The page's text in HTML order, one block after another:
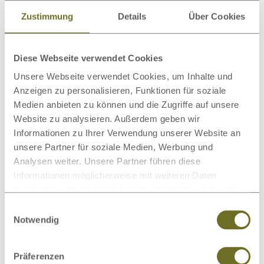
Zustimmung Details Über Cookies
Diese Webseite verwendet Cookies
Unsere Webseite verwendet Cookies, um Inhalte und
Anzeigen zu personalisieren, Funktionen für soziale
Medien anbieten zu können und die Zugriffe auf unsere
Website zu analysieren. Außerdem geben wir
Informationen zu Ihrer Verwendung unserer Website an
unsere Partner für soziale Medien, Werbung und
Analysen weiter. Unsere Partner führen diese
Informationen möglicherweise mit weiteren Daten
haben.
Notwendig
Präferenzen
Beratung
Produkt
Bio-Bettwäsche Bettdecken
Wollteppiche